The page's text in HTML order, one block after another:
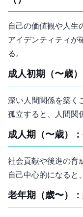
自己の価値観や人生
アイデンティティが
る。
成人初期（18〜30歳）：親密性
深い人間関係を築く
孤立すると、人間関
成人期（30〜65歳）：生産性 vs. 停
社会貢献や後進の育
自己中心的になると
老年期（65歳〜）：統合 vs. 絶